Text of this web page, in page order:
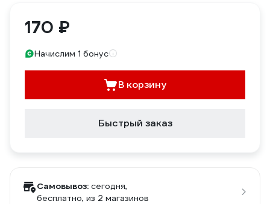
170 ₽
Начислим 1 бонус
В корзину
Быстрый заказ
Самовывоз: сегодня,
бесплатно, из 2 магазинов